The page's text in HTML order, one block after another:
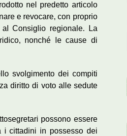
nel predetto articolo
e revocare, con proprio
al Consiglio regionale. La
nonché le cause di
svolgimento dei compiti
diritto di voto alle sedute
possono essere
i cittadini in possesso dei